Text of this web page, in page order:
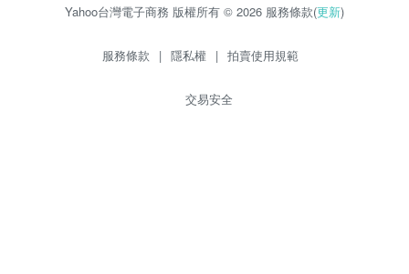
Yahoo台灣電子商務 版權所有 © 2026 服務條款(更新)
服務條款 | 隱私權 | 拍賣使用規範
交易安全